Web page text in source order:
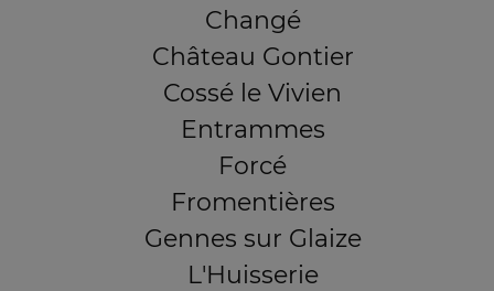
Changé
Château Gontier
Cossé le Vivien
Entrammes
Forcé
Fromentières
Gennes sur Glaize
L'Huisserie